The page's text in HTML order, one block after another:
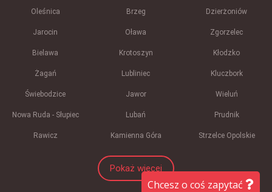
Oleśnica Brzeg Dzierżoniów
Jarocin Oława Zgorzelec
Bielawa Krotoszyn Kłodzko
Żagań Lubliniec Kluczbork
Świebodzice Jawor Wieluń
Nowa Ruda - Słupiec Lubań Prudnik
Rawicz Kamienna Góra Strzelce Opolskie
Pokaż więcej
Chcesz o coś zapytać